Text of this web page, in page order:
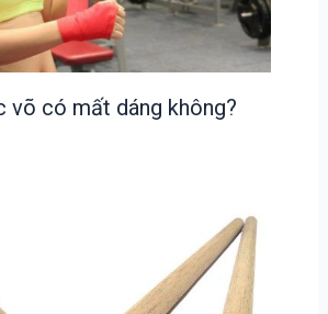
võ có mất dáng không?